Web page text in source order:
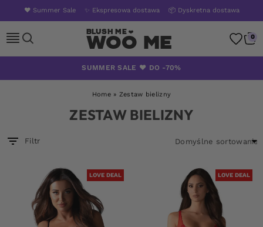
❤️ Summer Sale ✨ Ekspresowa dostawa 📦 Dyskretna dostawa
Woo Me 0
SUMMER SALE ❤️ DO -70%
Home» Zestaw bielizny
ZESTAW BIELIZNY
Filtr
LOVE DEAL LOVE DEAL